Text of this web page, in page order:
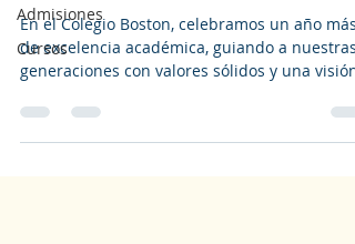
Admisiones
Cursos
En el Colegio Boston, celebramos un año más
de excelencia académica, guiando a nuestras
generaciones con valores sólidos y una visión